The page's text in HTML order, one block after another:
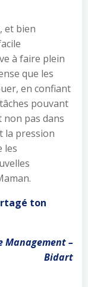
et bien
à faire plein
que les
en confiant
pouvant
pas dans
la pression
les
ton
Management –
Bidart